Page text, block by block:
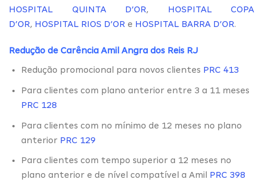
HOSPITAL QUINTA D’OR, HOSPITAL COPA
D’OR, HOSPITAL RIOS D’OR e HOSPITAL BARRA D’OR.
Redução de Carência Amil Angra dos Reis RJ
Redução promocional para novos clientes PRC 413
Para clientes com plano anterior entre 3 a 11 meses
PRC 128
Para clientes com no mínimo de 12 meses no plano
anterior PRC 129
Para clientes com tempo superior a 12 meses no
plano anterior e de nível compatível a Amil PRC 398